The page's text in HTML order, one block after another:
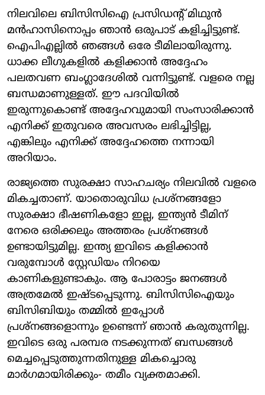
നിലവിലെ ‌ബിസിസിഐ പ്രസിഡന്റ് മിഥുൻ
മൻഹാസിനൊപ്പം ഞാൻ ഒരുപാട് കളിച്ചിട്ടുണ്ട്.
ഐപിഎല്ലിൽ ഞങ്ങൾ ഒരേ ടീമിലായിരുന്നു.
ധാക്ക ലീഗുകളിൽ കളിക്കാൻ അദ്ദേഹം
പലതവണ ബംഗ്ലാദേശിൽ വന്നിട്ടുണ്ട്. വളരെ നല്ല
ബന്ധമാണുള്ളത്. ഈ പദവിയിൽ
ഇരുന്നുകൊണ്ട് അദ്ദേഹവുമായി സംസാരിക്കാൻ
എനിക്ക് ഇതുവരെ അവസരം ലഭിച്ചിട്ടില്ല,
എങ്കിലും എനിക്ക് അദ്ദേഹത്തെ നന്നായി
അറിയാം.
രാജ്യത്തെ സുരക്ഷാ സാഹചര്യം നിലവിൽ വളരെ
മികച്ചതാണ്. യാതൊരുവിധ പ്രശ്നങ്ങളോ
സുരക്ഷാ ഭീഷണികളോ ഇല്ല, ഇന്ത്യൻ ടീമിന്
നേരെ ഒരിക്കലും അത്തരം പ്രശ്നങ്ങൾ
ഉണ്ടായിട്ടുമില്ല. ഇന്ത്യ ഇവിടെ കളിക്കാൻ
വരുമ്പോൾ സ്റ്റേഡിയം നിറയെ
കാണികളുണ്ടാകും. ആ പോരാട്ടം ജനങ്ങൾ
അത്രമേൽ ഇഷ്ടപ്പെടുന്നു. ബിസിസിഐയും
ബിസിബിയും തമ്മിൽ ഇപ്പോൾ
പ്രശ്നങ്ങളൊന്നും ഉണ്ടെന്ന് ഞാൻ കരുതുന്നില്ല.
ഇവിടെ ഒരു പരമ്പര നടക്കുന്നത് ബന്ധങ്ങൾ
മെച്ചപ്പെടുത്തുന്നതിനുള്ള മികച്ചൊരു
മാർഗമായിരിക്കും- തമീം വ്യക്തമാക്കി.